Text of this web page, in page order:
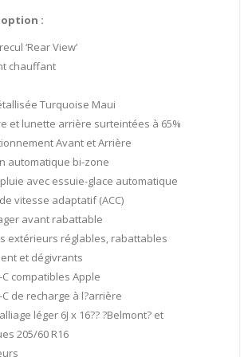
option :
‘Rear View’
chauffant
Turquoise Maui
et lunette arrière surteintées à 65%
Avant et Arrière
automatique bi-zone
avec essuie-glace automatique
vitesse adaptatif (ACC)
avant rabattable
extérieurs réglables, rabattables
et dégivrants
compatibles Apple
C de recharge à l?arrière
léger 6J x 16?? ?Belmont? et
205/60 R16